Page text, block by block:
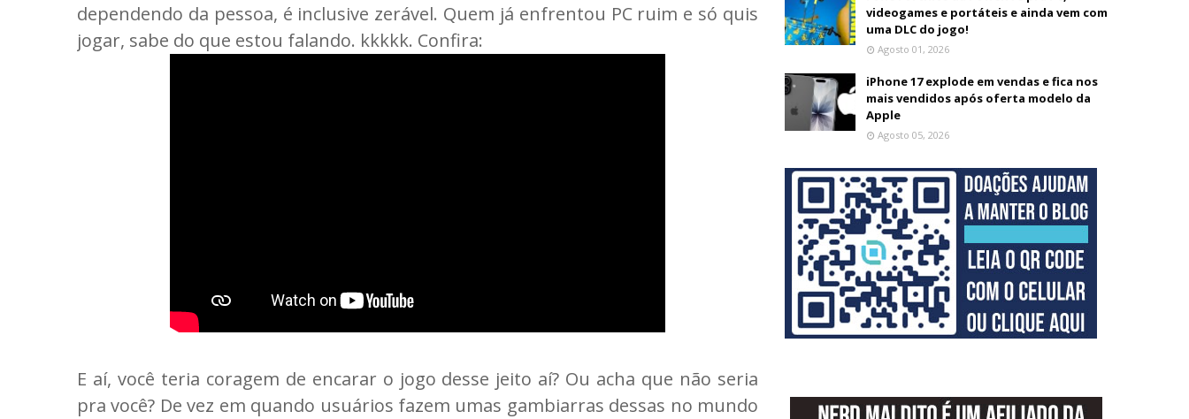
dependendo da pessoa, é inclusive zerável. Quem já enfrentou PC ruim e só quis
jogar, sabe do que estou falando. kkkkk. Confira:
E aí, você teria coragem de encarar o jogo desse jeito aí? Ou acha que não seria
pra você? De vez em quando usuários fazem umas gambiarras dessas no mundo
videogames e portáteis e ainda vem com
uma DLC do jogo!
Agosto 01, 2026
iPhone 17 explode em vendas e fica nos
mais vendidos após oferta modelo da
Apple
Agosto 05, 2026